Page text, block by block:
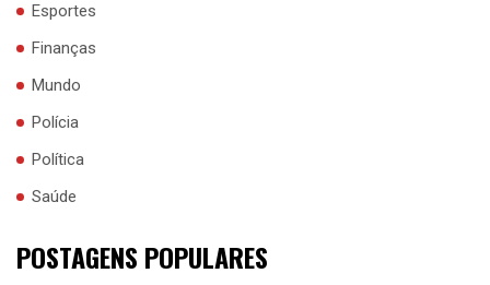
Esportes
Finanças
Mundo
Polícia
Política
Saúde
POSTAGENS POPULARES